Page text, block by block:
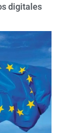
digitales